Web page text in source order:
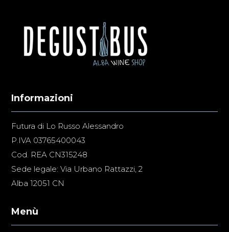
Informazioni
Futura di Lo Russo Alessandro
P.IVA 03765400043
Cod. REA CN315248
Sede legale: Via Urbano Rattazzi, 2
Alba 12051 CN
Menù